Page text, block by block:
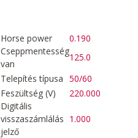
Horse power
0.190
Cseppmentesség
van
125.0
Telepítés típusa 50/60
Feszültség (V)
220.000
Digitális
visszaszámlálás
jelző
1.000